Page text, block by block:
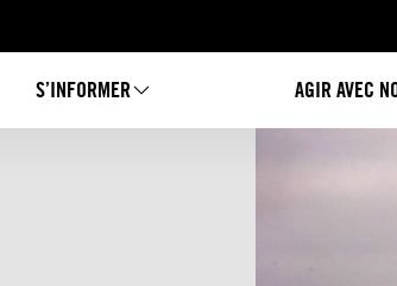
S’INFORMER AGIR AVEC